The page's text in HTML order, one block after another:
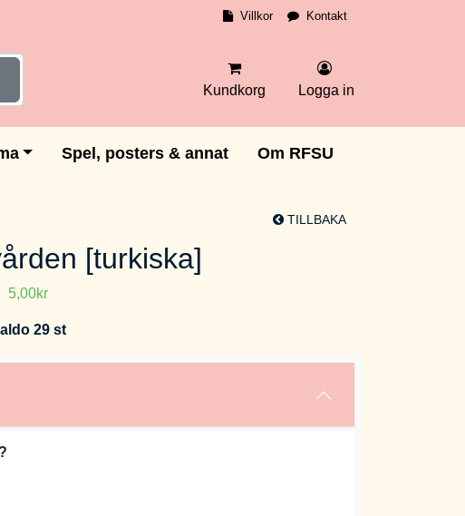
Villkor Kontakt
Kundkorg Logga in
Spel, posters & annat Om RFSU
TILLBAKA
[turkiska]
5,00kr
29 st